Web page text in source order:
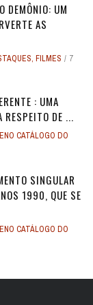
DEMÔNIO: UM
AS
, FILMES
7
: UMA
RESPEITO DE ...
CATÁLOGO DO
SINGULAR
1990, QUE SE
CATÁLOGO DO